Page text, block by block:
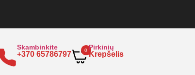
Skambinkite
+370 65786797 0 Pirkinių
Krepšelis